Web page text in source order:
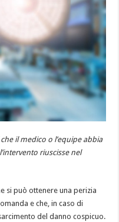
il medico o l’equipe abbia
riuscisse nel
si può ottenere una perizia
e che, in caso di
del danno cospicuo.